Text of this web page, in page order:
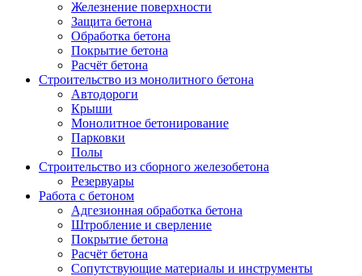
Железнение поверхности
Защита бетона
Обработка бетона
Покрытие бетона
Расчёт бетона
Строительство из монолитного бетона
Автодороги
Крыши
Монолитное бетонирование
Парковки
Полы
Строительство из сборного железобетона
Резервуары
Работа с бетоном
Адгезионная обработка бетона
Штробление и сверление
Покрытие бетона
Расчёт бетона
Сопутствующие материалы и инструменты